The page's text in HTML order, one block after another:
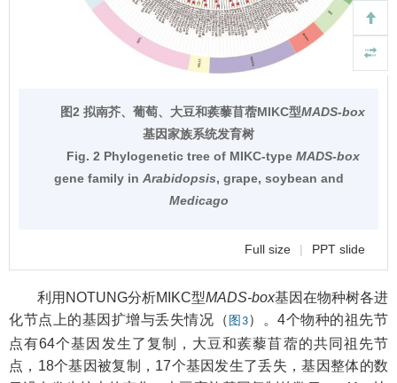
图2 拟南芥、葡萄、大豆和蒺藜苜蓿MIKC型MADS-box
基因家族系统发育树
Fig. 2 Phylogenetic tree of MIKC-type MADS-box
gene family in Arabidopsis, grape, soybean and
Medicago
Full size | PPT slide
利用NOTUNG分析MIKC型MADS-box基因在物种树各进
化节点上的基因扩增与丢失情况（ 图3）。4个物种的祖先节
点有64个基因发生了复制，大豆和蒺藜苜蓿的共同祖先节
点，18个基因被复制，17个基因发生了丢失，基因整体的数